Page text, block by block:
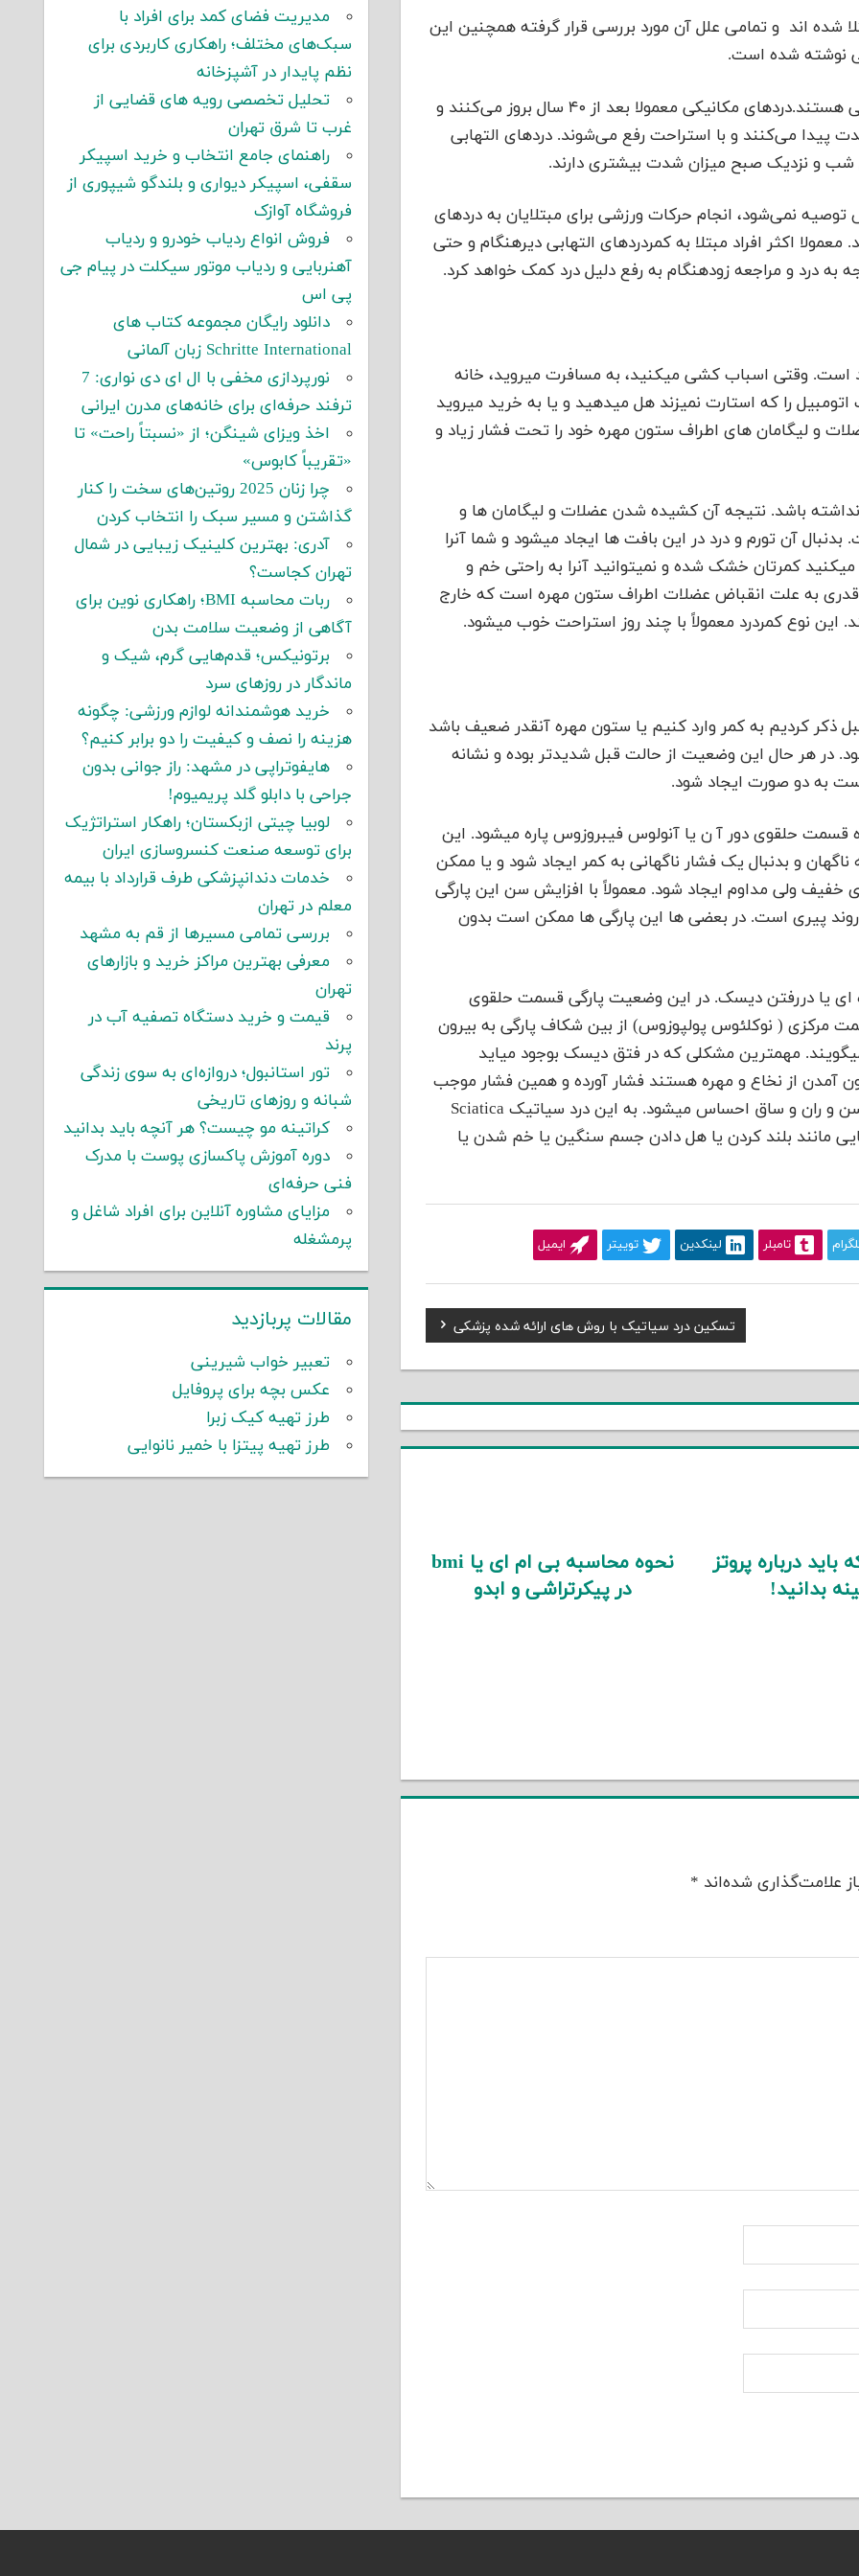
شده اند و تمامی علل آن مورد بررسی قرار گرفته همچنین این
نوشته شده است.
کمردرد انواع مختلفی دارد برخی مکانیکی و برخی التهابی هستند.دردهای مکانیکی معمولا بعد از ۴۰ سال بروز می‌کنند و
پیدا می‌کنند و با استراحت رفع می‌شوند. دردهای التهابی
توصیه نمی‌شود، انجام حرکات ورزشی برای مبتلایان به دردهای
اکثر افراد مبتلا به کمردردهای التهابی دیرهنگام و حتی
است. وقتی اسباب کشی میکنید، به مسافرت میروید، خانه
را که استارت نمیزند هل میدهید و یا به خرید میروید
و لیگامان های اطراف ستون مهره خود را تحت فشار زیاد و
باشد. نتیجه آن کشیده شدن عضلات و لیگامان ها و
آن تورم و درد در این بافت ها ایجاد میشود و شما آنرا
کمرتان خشک شده و نمیتوانید آنرا به راحتی خم و
به علت انقباض عضلات اطراف ستون مهره است که خارج
این نوع کمردرد معمولاً با چند روز استراحت خوب میشود.
ذکر کردیم به کمر وارد کنیم یا ستون مهره آنقدر ضعیف باشد
در هر حال این وضعیت از حالت قبل شدیدتر بوده و نشانه
به دو صورت ایجاد شود.
قسمت حلقوی دور آ ن یا آنولوس فیبروزوس پاره میشود. این
و بدنبال یک فشار ناگهانی به کمر ایجاد شود و یا ممکن
خفیف ولی مداوم ایجاد شود. معمولاً با افزایش سن این پارگی
روند پیری است. در بعضی ها این پارگی ها ممکن است بدون
یا دررفتن دیسک. در این وضعیت پارگی قسمت حلقوی
( نوکلئوس پولپوزوس) از بین شکاف پارگی به بیرون
مهمترین مشکلی که در فتق دیسک بوجود میاید
آمدن از نخاع و مهره هستند فشار آورده و همین فشار موجب
بروز بسیاری مشکلات از جمله درد اندام است. درد در باسن و ران و ساق احساس میشود. به این درد سیاتیک Sciatica
مانند بلند کردن یا هل دادن جسم سنگین یا خم شدن یا
تامبلر لینکدین توییتر ایمیل
Next
Post:
تسکین درد سیاتیک با روش های ارائه شده پزشکی
باید درباره پروتز
بدانید!
نحوه محاسبه بی ام ای یا bmi
در پیکرتراشی و ابدو
علامت‌گذاری شده‌اند *
مدیریت فضای کمد برای افراد با
سبک‌های مختلف؛ راهکاری کاربردی برای
نظم پایدار در آشپزخانه
تحلیل تخصصی رویه های قضایی از
غرب تا شرق تهران
راهنمای جامع انتخاب و خرید اسپیکر
سقفی، اسپیکر دیواری و بلندگو شیپوری از
فروشگاه آوازک
فروش انواع ردیاب خودرو و ردیاب
آهنربایی و ردیاب موتور سیکلت در پیام جی
پی اس
دانلود رایگان مجموعه کتاب های
Schritte International زبان آلمانی
نورپردازی مخفی با ال ای دی نواری: 7
ترفند حرفه‌ای برای خانه‌های مدرن ایرانی
اخذ ویزای شینگن؛ از «نسبتاً راحت» تا
«تقریباً کابوس»
چرا زنان 2025 روتین‌های سخت را کنار
گذاشتن و مسیر سبک را انتخاب کردن
آدری: بهترین کلینیک زیبایی در شمال
تهران کجاست؟
ربات محاسبه BMI؛ راهکاری نوین برای
آگاهی از وضعیت سلامت بدن
برتونیکس؛ قدم‌هایی گرم، شیک و
ماندگار در روزهای سرد
خرید هوشمندانه لوازم ورزشی: چگونه
هزینه را نصف و کیفیت را دو برابر کنیم؟
هایفوتراپی در مشهد: راز جوانی بدون
جراحی با دابلو گلد پریمیوم!
لوبیا چیتی ازبکستان؛ راهکار استراتژیک
برای توسعه صنعت کنسروسازی ایران
خدمات دندانپزشکی طرف قرارداد با بیمه
معلم در تهران
بررسی تمامی مسیرها از قم به مشهد
معرفی بهترین مراکز خرید و بازارهای
تهران
قیمت و خرید دستگاه تصفیه آب در
پرند
تور استانبول؛ دروازه‌ای به سوی زندگی
شبانه و روزهای تاریخی
کراتینه مو چیست؟ هر آنچه باید بدانید
دوره آموزش پاکسازی پوست با مدرک
فنی حرفه‌ای
مزایای مشاوره آنلاین برای افراد شاغل و
پرمشغله
مقالات پربازدید
تعبیر خواب شیرینی
عکس بچه برای پروفایل
طرز تهیه کیک زبرا
طرز تهیه پیتزا با خمیر نانوایی